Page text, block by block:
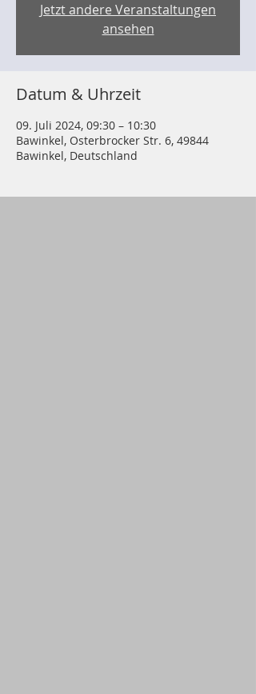
Jetzt andere Veranstaltungen
ansehen
Datum & Uhrzeit
09. Juli 2024, 09:30 – 10:30
Bawinkel, Osterbrocker Str. 6, 49844
Bawinkel, Deutschland